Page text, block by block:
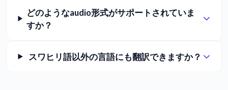
どのようなaudio形式がサポートされていま
すか？
スワヒリ語以外の言語にも翻訳できますか？